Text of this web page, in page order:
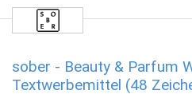
sober - Beauty & Parfum
Textwerbemittel (48